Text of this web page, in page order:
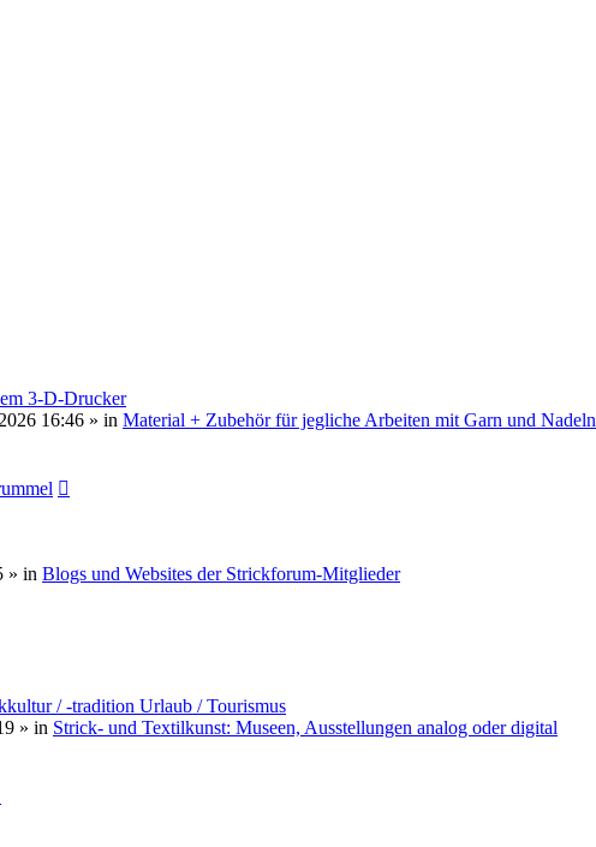
3-D-Drucker
16:46 » in Material + Zubehör für jegliche Arbeiten mit Garn und Nadeln
» in Blogs und Websites der Strickforum-Mitglieder
/ -tradition Urlaub / Tourismus
» in Strick- und Textilkunst: Museen, Ausstellungen analog oder digital